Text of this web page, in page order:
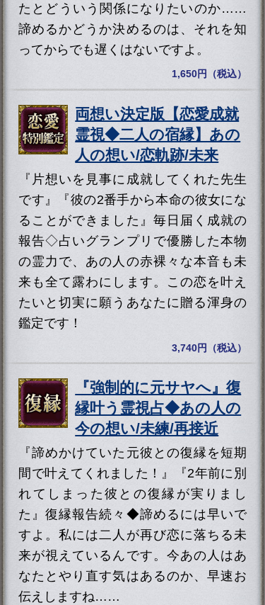
たとどういう関係になりたいのか……
諦めるかどうか決めるのは、それを知
ってからでも遅くはないですよ。
1,650円（税込）
両想い決定版【恋愛成就
霊視◆二人の宿縁】あの
人の想い/恋軌跡/未来
『片想いを見事に成就してくれた先生
です』『彼の2番手から本命の彼女にな
ることができました』毎日届く成就の
報告◇占いグランプリで優勝した本物
の霊力で、あの人の赤裸々な本音も未
来も全て露わにします。この恋を叶え
たいと切実に願うあなたに贈る渾身の
鑑定です！
3,740円（税込）
『強制的に元サヤへ』復
縁叶う霊視占◆あの人の
今の想い/未練/再接近
『諦めかけていた元彼との復縁を短期
間で叶えてくれました！』『2年前に別
れてしまった彼との復縁が実りまし
た』復縁報告続々◆諦めるには早いで
すよ。私には二人が再び恋に落ちる未
来が視えているんです。今あの人はあ
なたとやり直す気はあるのか、早速お
伝えしますね……